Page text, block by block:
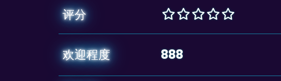
评分
欢迎程度 888